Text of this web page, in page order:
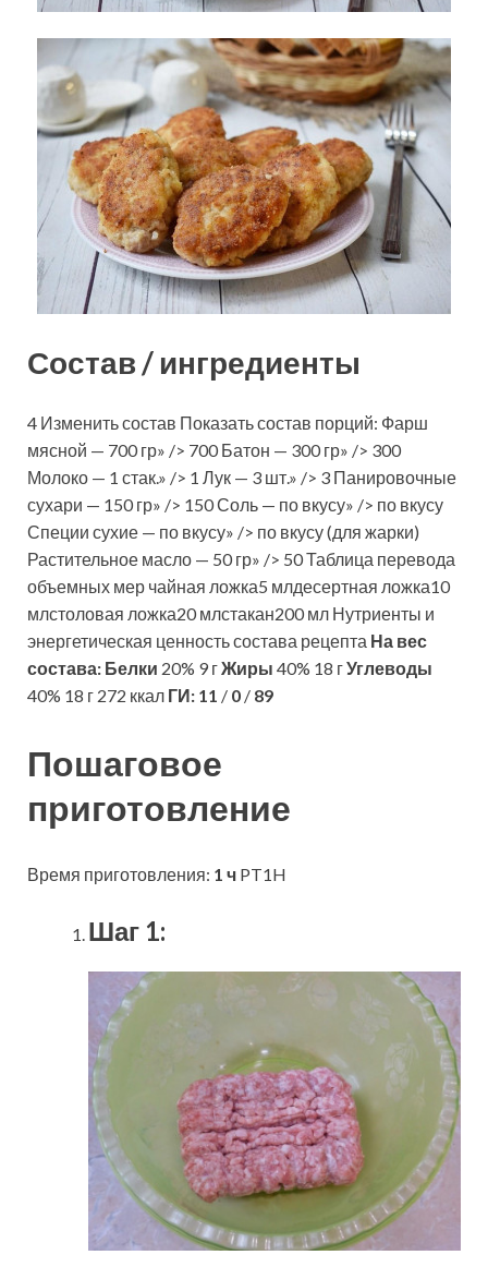
Состав / ингредиенты
4 Изменить состав Показать состав порций: Фарш
мясной — 700 гр» /> 700 Батон — 300 гр» /> 300
Молоко — 1 стак.» /> 1 Лук — 3 шт.» /> 3 Панировочные
сухари — 150 гр» /> 150 Соль — по вкусу» /> по вкусу
Специи сухие — по вкусу» /> по вкусу (для жарки)
Растительное масло — 50 гр» /> 50 Таблица перевода
объемных мер чайная ложка5 млдесертная ложка10
млстоловая ложка20 млстакан200 мл Нутриенты и
энергетическая ценность состава рецепта На вес
состава: Белки 20% 9 гЖиры 40% 18 гУглеводы
40% 18 г 272 ккал ГИ: 11 / 0 / 89
Пошаговое
приготовление
Время приготовления: 1 ч PT1H
Шаг 1: